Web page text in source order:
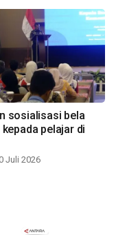
sosialisasi bela
pelajar di
Juli 2026